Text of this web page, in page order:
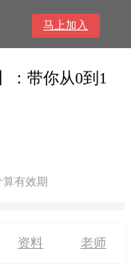
马上加入
：带你从0到1
算有效期
资料 老师